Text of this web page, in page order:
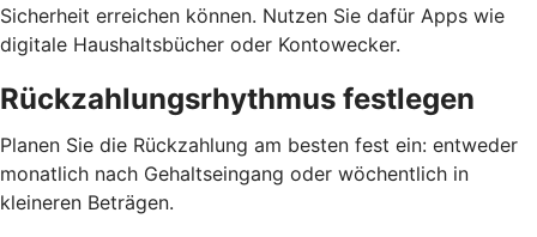
Sicherheit erreichen können. Nutzen Sie dafür Apps wie
digitale Haushaltsbücher oder Kontowecker.
Rückzahlungsrhythmus festlegen
Planen Sie die Rückzahlung am besten fest ein: entweder
monatlich nach Gehaltseingang oder wöchentlich in
kleineren Beträgen.